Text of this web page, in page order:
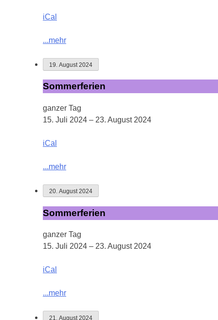
iCal
...mehr
19. August 2024
Sommerferien
Sommerferien
ganzer Tag
15. Juli 2024 – 23. August 2024
iCal
...mehr
20. August 2024
Sommerferien
Sommerferien
ganzer Tag
15. Juli 2024 – 23. August 2024
iCal
...mehr
21. August 2024